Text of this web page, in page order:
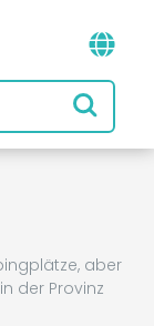
aber
der Provinz